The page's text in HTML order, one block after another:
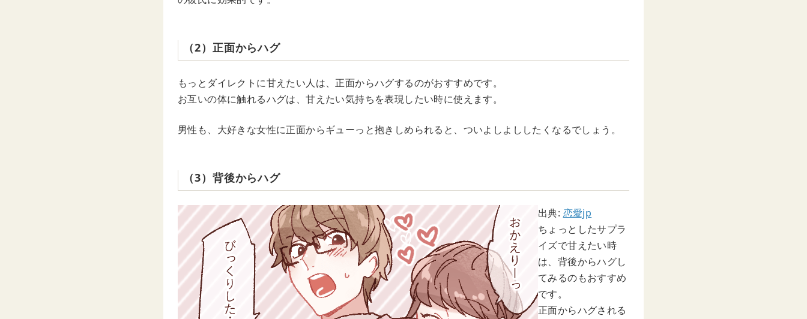
（2）正面からハグ
もっとダイレクトに甘えたい人は、正面からハグするのがおすすめです。
お互いの体に触れるハグは、甘えたい気持ちを表現したい時に使えます。
男性も、大好きな女性に正面からギューっと抱きしめられると、ついよしよししたくなるでしょう。
（3）背後からハグ
出典: 恋愛jp
ちょっとしたサプラ
イズで甘えたい時
は、背後からハグし
てみるのもおすすめ
です。
正面からハグされる